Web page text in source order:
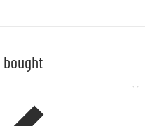
bought